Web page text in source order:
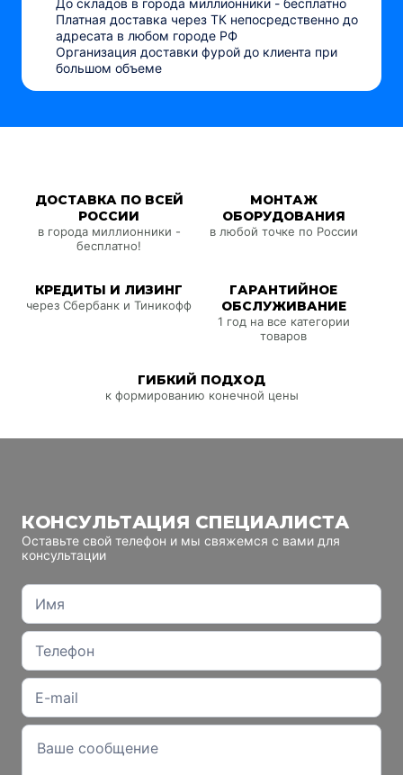
До складов в города миллионники - бесплатно
Платная доставка через ТК непосредственно до
адресата в любом городе РФ
Организация доставки фурой до клиента при
большом объеме
ДОСТАВКА ПО ВСЕЙ
РОССИИ
в города миллионники -
бесплатно!
МОНТАЖ
ОБОРУДОВАНИЯ
в любой точке по России
КРЕДИТЫ И ЛИЗИНГ
через Сбербанк и Тиникофф
ГАРАНТИЙНОЕ
ОБСЛУЖИВАНИЕ
1 год на все категории
товаров
ГИБКИЙ ПОДХОД
к формированию конечной цены
КОНСУЛЬТАЦИЯ СПЕЦИАЛИСТА
Оставьте свой телефон и мы свяжемся с вами для
консультации